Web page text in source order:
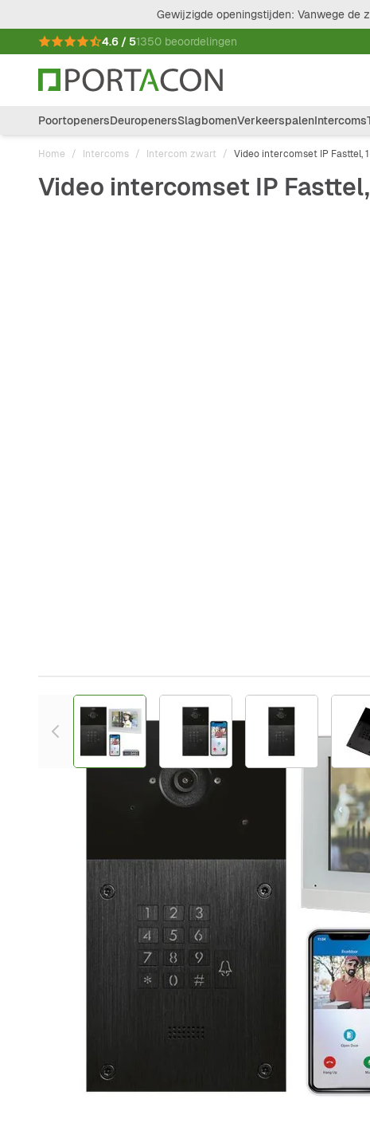
Gewijzigde openingstijden: Vanwege de
4.6 / 51350 beoordelingen
PoortopenersDeuropenersSlagbomenVerkeerspalenIntercoms
Home / Intercoms / Intercom zwart / Video intercomset IP Fasttel,
Video intercomset IP
View larger imageView larger imageView larger
Plus- en minpunten
Incl. 4 gratis licenties
Geborsteld aluminium en glas
Front buitenpost 0% plastic
Inbouw en opbouw
Met codepaneel
Vandalismebestendig
Productomschrijving
Ontdek de veelzijdige Video Intercomset IP Fasttel
uitgerust met een 7" monitor en een PoE switch - een
Deze complete set bevat alles wat je nodig hebt: een